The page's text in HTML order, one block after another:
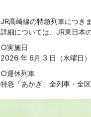
JR高崎線の特急列車につき
詳細については、JR東日本
○実施日
2026 年 6月 3 日（水曜日）
○運休列車
特急「あかぎ」全列車・全